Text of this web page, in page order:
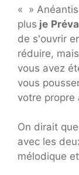
« »
plus je
de s'ouvrir
réduire,
vous avez
vous
votre propre
On dirait
avec les
mélodique